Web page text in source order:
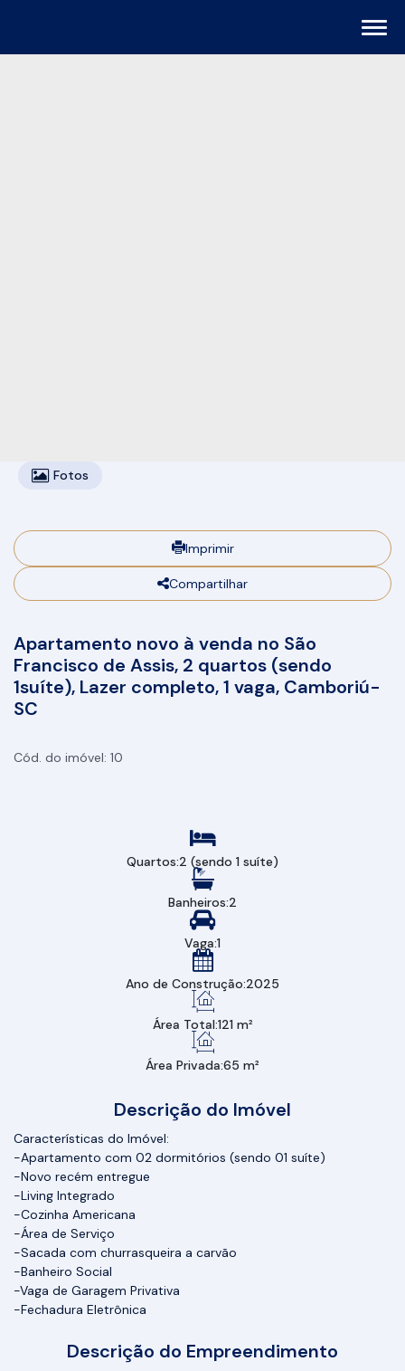
Fotos
Imprimir
Compartilhar
Apartamento novo à venda no São
Francisco de Assis, 2 quartos (sendo
1suíte), Lazer completo, 1 vaga, Camboriú-
SC
10
Quartos:2 (sendo 1 suíte)
Banheiros:2
Vaga:1
Ano de Construção:2025
Área Total:121 m²
Área Privada:65 m²
Descrição do Imóvel
Características do Imóvel:
-Apartamento com 02 dormitórios (sendo 01 suíte)
-Novo recém entregue
-Living Integrado
-Cozinha Americana
-Área de Serviço
-Sacada com churrasqueira a carvão
-Banheiro Social
-Vaga de Garagem Privativa
-Fechadura Eletrônica
Descrição do Empreendimento